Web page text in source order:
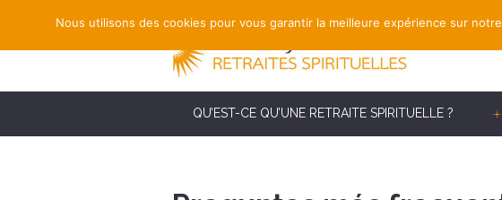
QU’EST-CE QU’UNE RETRAITE SPIRITUELLE ?
Nous utilisons des cookies pour vous garantir la meilleure expérience sur